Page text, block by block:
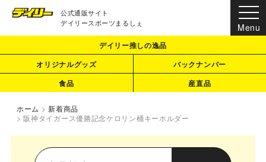
公式通販サイト
デイリースポーツまるしぇ
デイリー推しの逸品
オリジナルグッズ
バックナンバー
食品
産直品
ホーム > 新着商品
> 阪神タイガース優勝記念ケロリン桶キーホルダー